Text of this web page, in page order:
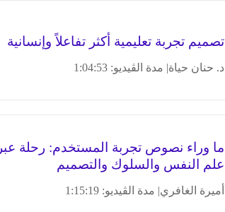
تصميم تجربة تعليمية أكثر تفاعلاً وإنسانية
د. حنان حياة| مدة الڤيديو: 1:04:53
ما وراء نصوص تجربة المستخدم: رحلة عبر
علم النفس والسلوك والتصميم
أميرة الغافري| مدة الڤيديو: 1:15:19